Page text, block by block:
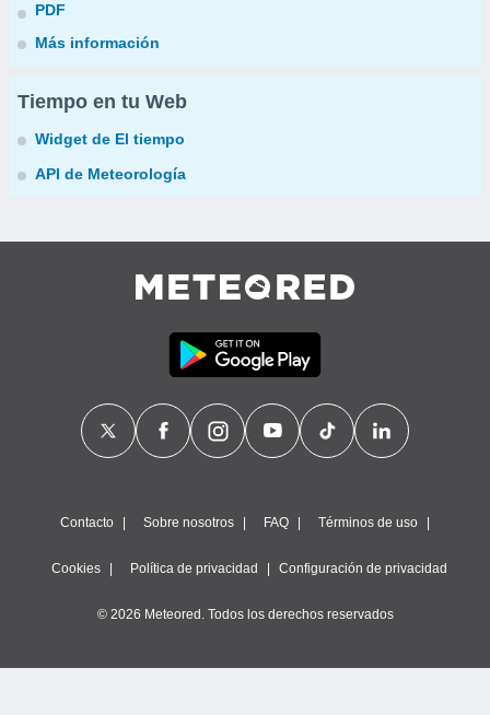
PDF
Más información
Tiempo en tu Web
Widget de El tiempo
API de Meteorología
Contacto Sobre nosotros FAQ Términos de uso
Cookies Política de privacidad Configuración de privacidad
© 2026 Meteored. Todos los derechos reservados